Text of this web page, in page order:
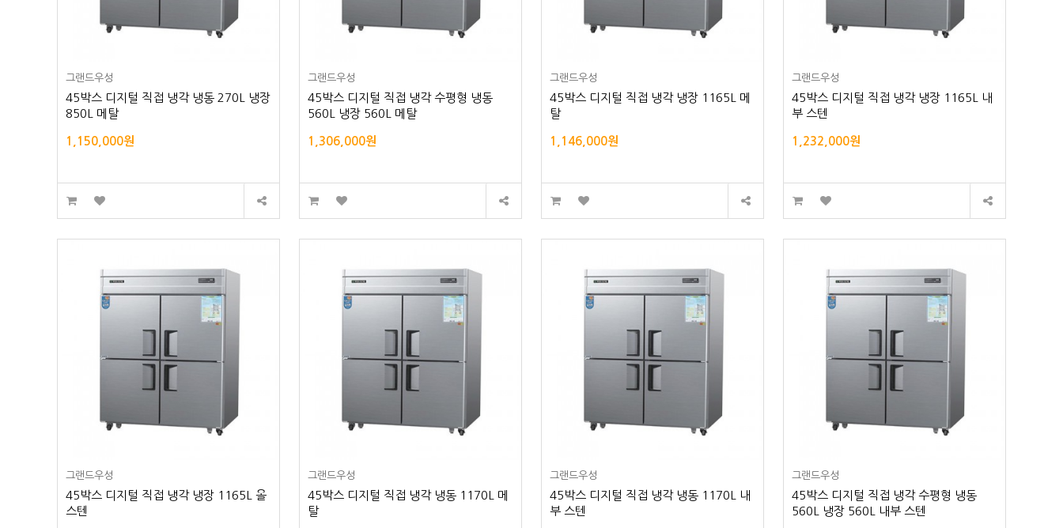
그랜드우성
45박스 디지털 직접 냉각 냉동 270L 냉장
850L 메탈
1,150,000원
그랜드우성
45박스 디지털 직접 냉각 수평형 냉동
560L 냉장 560L 메탈
1,306,000원
그랜드우성
45박스 디지털 직접 냉각 냉장 1165L 메
탈
1,146,000원
그랜드우성
45박스 디지털 직접 냉각 냉장 1165L 내
부 스텐
1,232,000원
그랜드우성
45박스 디지털 직접 냉각 냉장 1165L 올
스텐
그랜드우성
45박스 디지털 직접 냉각 냉동 1170L 메
탈
그랜드우성
45박스 디지털 직접 냉각 냉동 1170L 내
부 스텐
그랜드우성
45박스 디지털 직접 냉각 수평형 냉동
560L 냉장 560L 내부 스텐